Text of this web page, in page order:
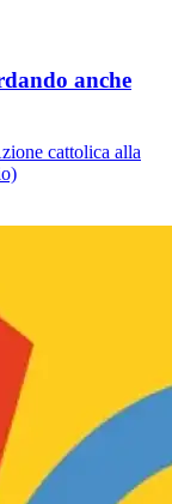
anche
cattolica alla